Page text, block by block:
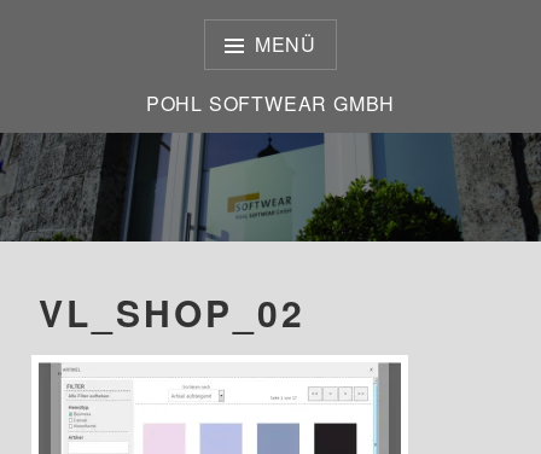
MENÜ
POHL SOFTWEAR GMBH
POHL SOFTWEAR GMBH
VL_SHOP_02